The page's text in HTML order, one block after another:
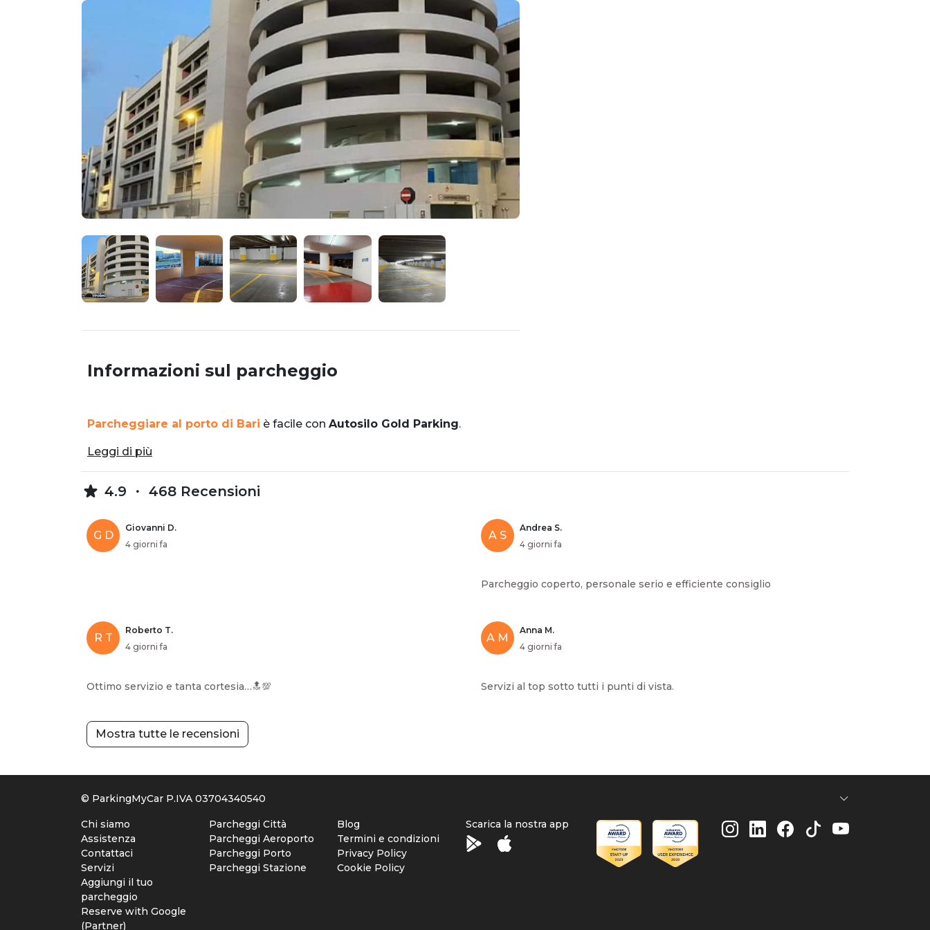
Informazioni sul parcheggio
Parcheggiare al porto di Bari è facile con Autosilo Gold Parking.
Leggi di più
4.9 468 Recensioni
G D
Giovanni D.
4 giorni fa
A S
Andrea S.
4 giorni fa
Parcheggio coperto, personale serio e efficiente consiglio
R T
Roberto T.
4 giorni fa
Ottimo servizio e tanta cortesia…🔝💯
A M
Anna M.
4 giorni fa
Servizi al top sotto tutti i punti di vista.
Mostra tutte le recensioni
© ParkingMyCar P.IVA 03704340540
Chi siamo
Assistenza
Contattaci
Servizi
Aggiungi il tuo
parcheggio
Reserve with Google
(Partner)
Parcheggi Città
Parcheggi Aeroporto
Parcheggi Porto
Parcheggi Stazione
Blog
Termini e condizioni
Privacy Policy
Cookie Policy
Scarica la nostra app